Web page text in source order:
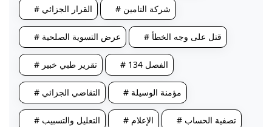
# القرار الجزائي # شركة التامين
# عرض التسوية الصلحية # قتل على وجه الخطأ
# تقرير طبي خبير # الفصل 134
# التقاضي الجزائي # مؤمنة الوسيلة
# التعليل والتسبيب # الإعلام # تصفية الحساب